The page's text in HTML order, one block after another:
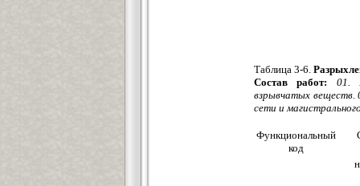
Таблица 3-6.
Состав работ:
01.
взрывчатых веществ.
сети и
Функциональный
код